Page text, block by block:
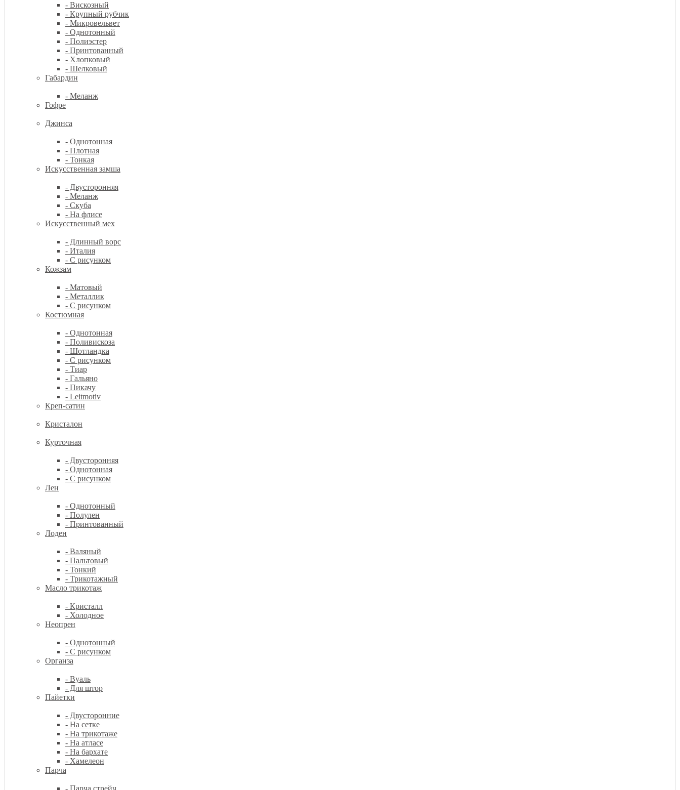
- Вискозный
- Крупный рубчик
- Микровельвет
- Однотонный
- Полиэстер
- Принтованный
- Хлопковый
- Шелковый
Габардин
- Меланж
Гофре
Джинса
- Однотонная
- Плотная
- Тонкая
Искусственная замша
- Двусторонняя
- Меланж
- Скуба
- На флисе
Искусственный мех
- Длинный ворс
- Италия
- С рисунком
Кожзам
- Матовый
- Металлик
- С рисунком
Костюмная
- Однотонная
- Поливискоза
- Шотландка
- С рисунком
- Тиар
- Гальяно
- Пикачу
- Leitmotiv
Креп-сатин
Кристалон
Курточная
- Двусторонняя
- Однотонная
- С рисунком
Лен
- Однотонный
- Полулен
- Принтованный
Лоден
- Валяный
- Пальтовый
- Тонкий
- Трикотажный
Масло трикотаж
- Кристалл
- Холодное
Неопрен
- Однотонный
- С рисунком
Органза
- Вуаль
- Для штор
Пайетки
- Двусторонние
- На сетке
- На трикотаже
- На атласе
- На бархате
- Хамелеон
Парча
- Парча стрейч